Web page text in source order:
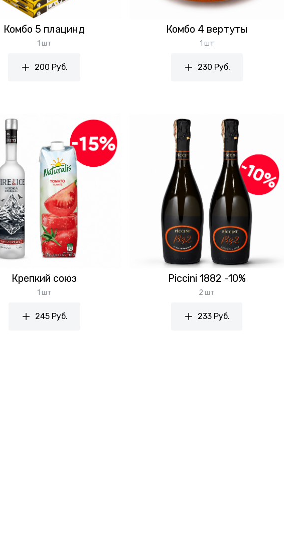
Комбо 5 плацинд
1 шт
200 Руб.
Комбо 4 вертуты
1 шт
230 Руб.
Крепкий союз
1 шт
245 Руб.
Piccini 1882 -10%
2 шт
233 Руб.